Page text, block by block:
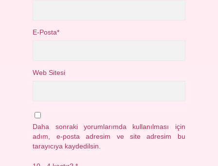
E-Posta*
Web Sitesi
Daha sonraki yorumlarımda kullanılması için
adım, e-posta adresim ve site adresim bu
tarayıcıya kaydedilsin.